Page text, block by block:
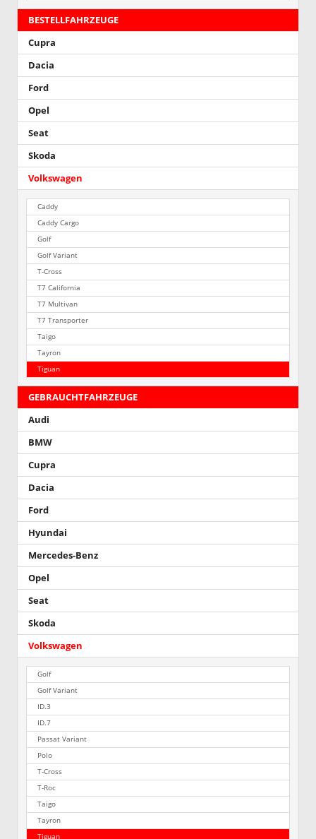
BESTELLFAHRZEUGE
Cupra
Dacia
Ford
Opel
Seat
Skoda
Volkswagen
Caddy
Caddy Cargo
Golf
Golf Variant
T-Cross
T7 California
T7 Multivan
T7 Transporter
Taigo
Tayron
Tiguan
GEBRAUCHTFAHRZEUGE
Audi
BMW
Cupra
Dacia
Ford
Hyundai
Mercedes-Benz
Opel
Seat
Skoda
Volkswagen
Golf
Golf Variant
ID.3
ID.7
Passat Variant
Polo
T-Cross
T-Roc
Taigo
Tayron
Tiguan